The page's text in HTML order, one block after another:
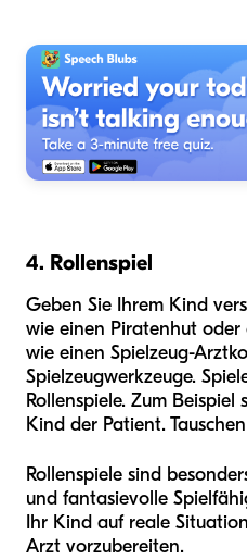
4. Rollenspiel
Geben Sie Ihrem Kind
wie einen Piratenhut oder
wie einen Spielzeug-
Spielzeugwerkzeuge.
Rollenspiele. Zum
Kind der Patient.
Rollenspiele sind
und fantasievolle
Ihr Kind auf reale
Arzt vorzubereiten.